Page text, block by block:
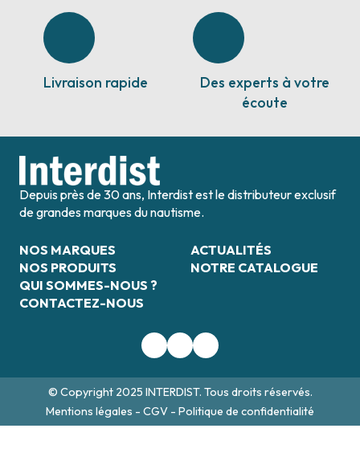
Livraison rapide
Des experts à votre
écoute
Depuis près de 30 ans, Interdist est le distributeur exclusif
de grandes marques du nautisme.
NOS MARQUES
NOS PRODUITS
QUI SOMMES-NOUS ?
CONTACTEZ-NOUS
ACTUALITÉS
NOTRE CATALOGUE
© Copyright 2025 INTERDIST. Tous droits réservés.
Mentions légales - CGV - Politique de confidentialité